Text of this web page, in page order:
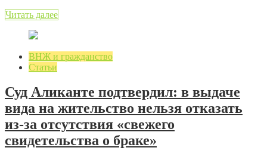
Читать далее
ВНЖ и гражданство
Статьи
Суд Аликанте подтвердил: в выдаче
вида на жительство нельзя отказать
из-за отсутствия «свежего
свидетельства о браке»